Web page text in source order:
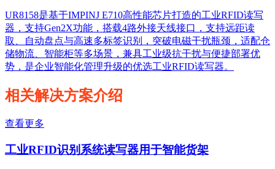
UR8158是基于IMPINJ E710高性能芯片打造的工业RFID读写
器，支持Gen2X功能，搭载4路外接天线接口，支持远距读
取、自动盘点与高速多标签识别，突破电磁干扰瓶颈，适配仓
储物流、智能柜等多场景，兼具工业级抗干扰与便捷部署优
势，是企业智能化管理升级的优选工业RFID读写器。
相关解决方案介绍
查看更多
工业RFID识别系统读写器用于智能货架